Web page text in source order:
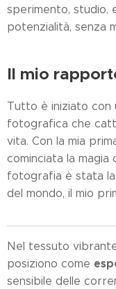
sperimento, studio,
potenzialità, senza
Il mio
Tutto è iniziato con
fotografica che
vita. Con la mia
cominciata la magia
fotografia è stata la
del mondo, il mio
Nel tessuto
posiziono come
sensibile delle